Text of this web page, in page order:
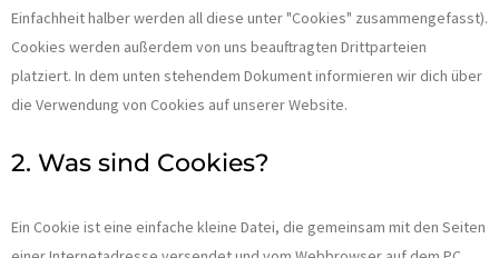
Einfachheit halber werden all diese unter "Cookies" zusammengefasst).
Cookies werden außerdem von uns beauftragten Drittparteien
platziert. In dem unten stehendem Dokument informieren wir dich über
die Verwendung von Cookies auf unserer Website.
2. Was sind Cookies?
Ein Cookie ist eine einfache kleine Datei, die gemeinsam mit den Seiten